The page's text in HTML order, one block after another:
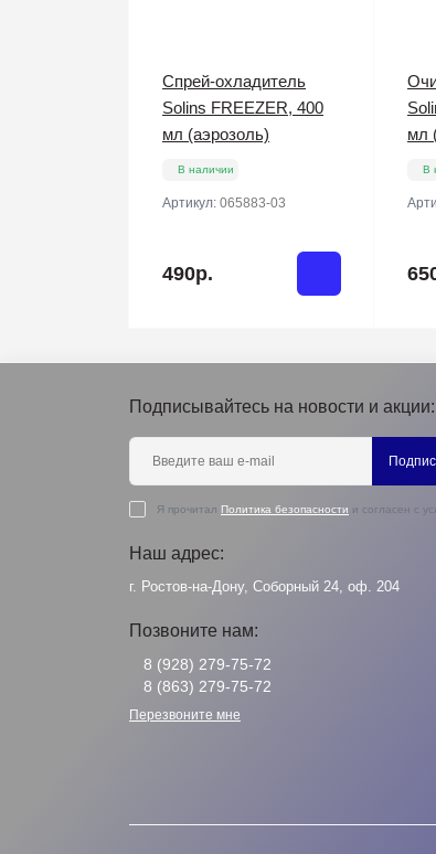
Спрей-охладитель
Solins FREEZER, 400
мл (аэрозоль)
В наличии
Артикул: 065883-03
490р.
мл
В
Подписывайтесь на новости и акции:
Я прочитал Политика безопасности и согласен с
Наш адрес:
г. Ростов-на-Дону, Соборный 24, оф. 204
Позвоните нам:
8 (928) 279-75-72
8 (863) 279-75-72
Перезвоните мне